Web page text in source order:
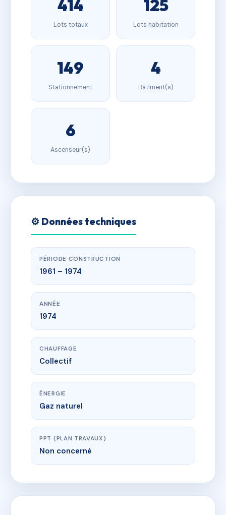
414
Lots totaux
125
Lots habitation
149
Stationnement
4
Bâtiment(s)
6
Ascenseur(s)
⚙️ Données techniques
PÉRIODE CONSTRUCTION
1961 – 1974
ANNÉE
1974
CHAUFFAGE
Collectif
ÉNERGIE
Gaz naturel
PPT (PLAN TRAVAUX)
Non concerné